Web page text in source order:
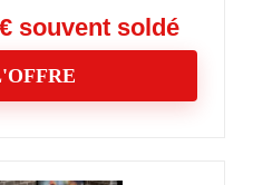
souvent soldé